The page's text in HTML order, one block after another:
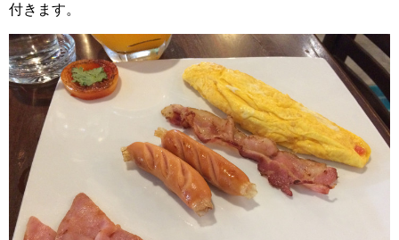
付きます。